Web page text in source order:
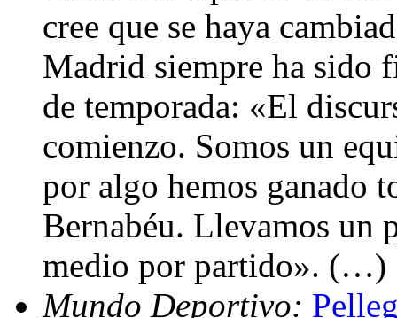
cree que se haya
Madrid siempre ha sido
de temporada: «El
comienzo. Somos un
por algo hemos ganado
Bernabéu. Llevamos un
medio por partido». (…)
Mundo Deportivo: